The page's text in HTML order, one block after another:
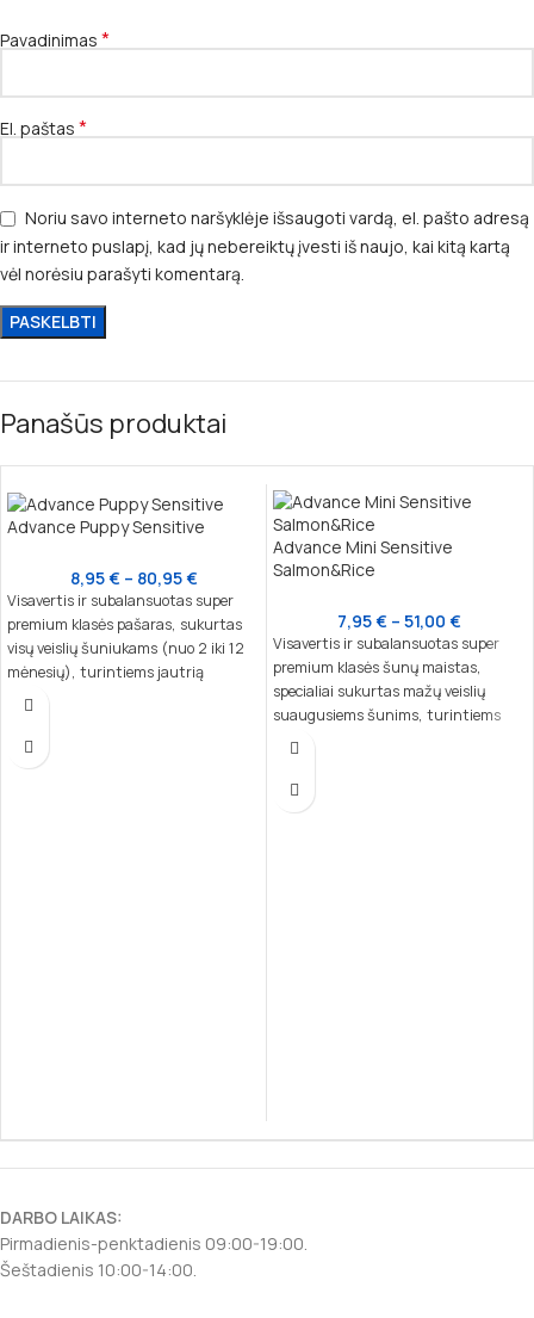
Pavadinimas *
El. paštas *
Noriu savo interneto naršyklėje išsaugoti vardą, el. pašto adresą
ir interneto puslapį, kad jų nebereiktų įvesti iš naujo, kai kitą kartą
vėl norėsiu parašyti komentarą.
Panašūs produktai
Advance Puppy Sensitive
8,95€ – 80,95€
Visavertis ir subalansuotas super
premium klasės pašaras, sukurtas
visų veislių šuniukams (nuo 2 iki 12
mėnesių), turintiems jautrią
virškinimo sistemą ar odos problemų.
baltymų šaltinis užtikrina lengvą
Advance Mini Sensitive
Salmon&Rice
7,95€ – 51,00 €
Visavertis ir subalansuotas super
premium klasės šunų maistas,
specialiai sukurtas mažų veislių
suaugusiems šunims, turintiems
jautrią virškinimo sistemą ar odos
baltymų šaltiniu – lašiša – užtikrina
DARBO LAIKAS:
Pirmadienis-penktadienis 09:00-19:00.
Šeštadienis 10:00-14:00.